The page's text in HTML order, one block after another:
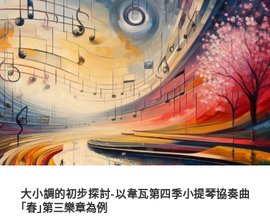
大小調的初步探討-以韋瓦第四季小提琴協奏曲
｢春｣第三樂章為例